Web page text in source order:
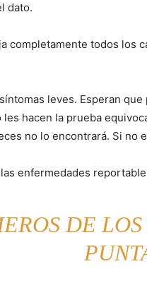
dato.
completamente todos los
leves. Esperan
hacen la prueba
no lo encontrará. Si no
enfermedades
DE